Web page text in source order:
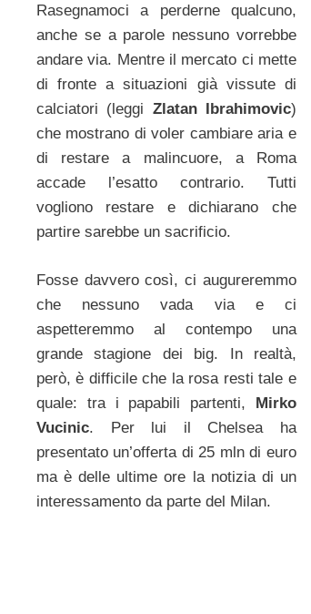
Rasegnamoci a perderne qualcuno,
anche se a parole nessuno vorrebbe
andare via. Mentre il mercato ci mette
di fronte a situazioni già vissute di
calciatori (leggi Zlatan Ibrahimovic)
che mostrano di voler cambiare aria e
di restare a malincuore, a Roma
accade l’esatto contrario. Tutti
vogliono restare e dichiarano che
partire sarebbe un sacrificio.
Fosse davvero così, ci augureremmo
che nessuno vada via e ci
aspetteremmo al contempo una
grande stagione dei big. In realtà,
però, è difficile che la rosa resti tale e
quale: tra i papabili partenti, Mirko
Vucinic. Per lui il Chelsea ha
presentato un’offerta di 25 mln di euro
ma è delle ultime ore la notizia di un
interessamento da parte del Milan.